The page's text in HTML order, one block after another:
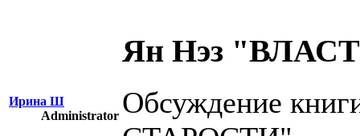
Ирина Ш
Administrator
Ян Нэз
Обсуждение